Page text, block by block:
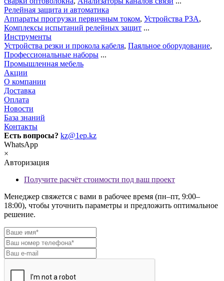
Релейная защита и автоматика
Аппараты прогрузки первичным током, Устройства РЗА,
Комплексы испытаний релейных защит ...
Инструменты
Устройства резки и прокола кабеля, Паяльное оборудование,
Профессиональные наборы ...
Промышленная мебель
Акции
О компании
Доставка
Оплата
Новости
База знаний
Контакты
Есть вопросы? kz@1ep.kz
WhatsApp
×
Авторизация
Получите расчёт стоимости под ваш проект
Менеджер свяжется с вами в рабочее время (пн–пт, 9:00–
18:00), чтобы уточнить параметры и предложить оптимальное
решение.